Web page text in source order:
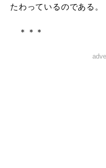
たわっているのである。
＊＊＊